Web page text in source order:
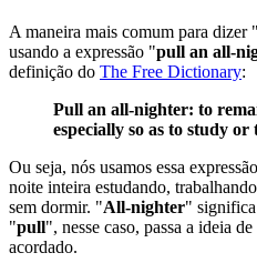
A maneira mais comum para dizer "
usando a expressão "pull an all-
definição do The Free Dictionary:
Pull an all-nighter: to
especially so as to study
Ou seja, nós usamos essa
noite inteira estudando,
sem dormir. "All-nighter"
"pull", nesse caso, passa a ideia
acordado.